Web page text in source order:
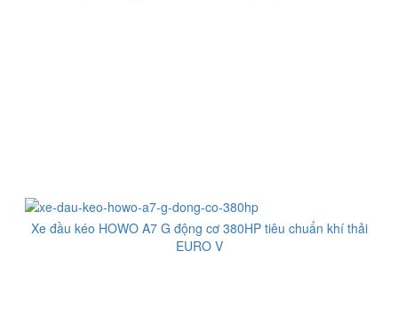
Xe đầu kéo HOWO A7 G động cơ 380HP tiêu chuẩn khí thải
EURO V